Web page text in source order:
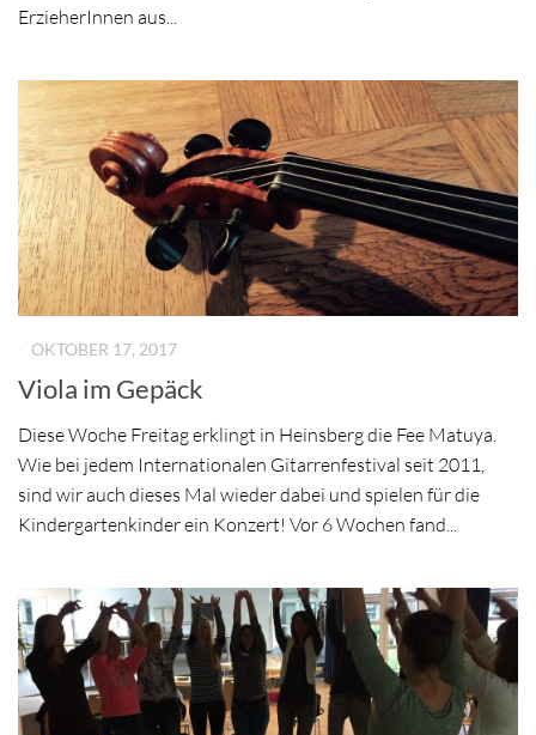
ErzieherInnen aus...
OKTOBER 17, 2017
Viola im Gepäck
Diese Woche Freitag erklingt in Heinsberg die Fee Matuya.
Wie bei jedem Internationalen Gitarrenfestival seit 2011,
sind wir auch dieses Mal wieder dabei und spielen für die
Kindergartenkinder ein Konzert! Vor 6 Wochen fand...